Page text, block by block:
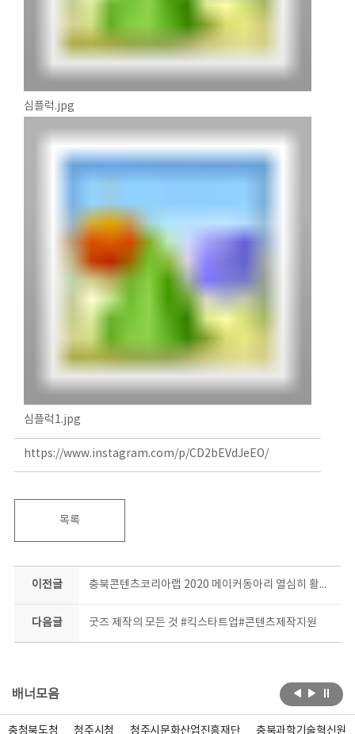
심플럭.jpg
심플럭1.jpg
https://www.instagram.com/p/CD2bEVdJeEO/
목록
이전글 충북콘텐츠코리아랩 2020 메이커동아리 열심히 활동중 #사고다발지역 #포토존
다음글 굿즈 제작의 모든 것 #킥스타트업#콘텐츠제작지원
배너모음
충청북도청 청주시청 청주시문화산업진흥재단 충북과학기술혁신원